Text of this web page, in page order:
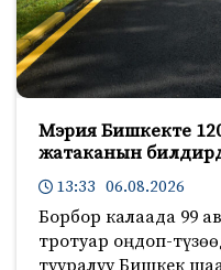
Мэрия Бишкекте
жатаканын
13:33 06.08.2026
Борбор калаада 99
тротуар оңдоп-
тууралуу Бишкек